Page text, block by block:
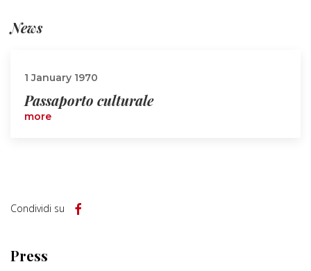
News
1 January 1970
Passaporto culturale
more
Condividi su
Press